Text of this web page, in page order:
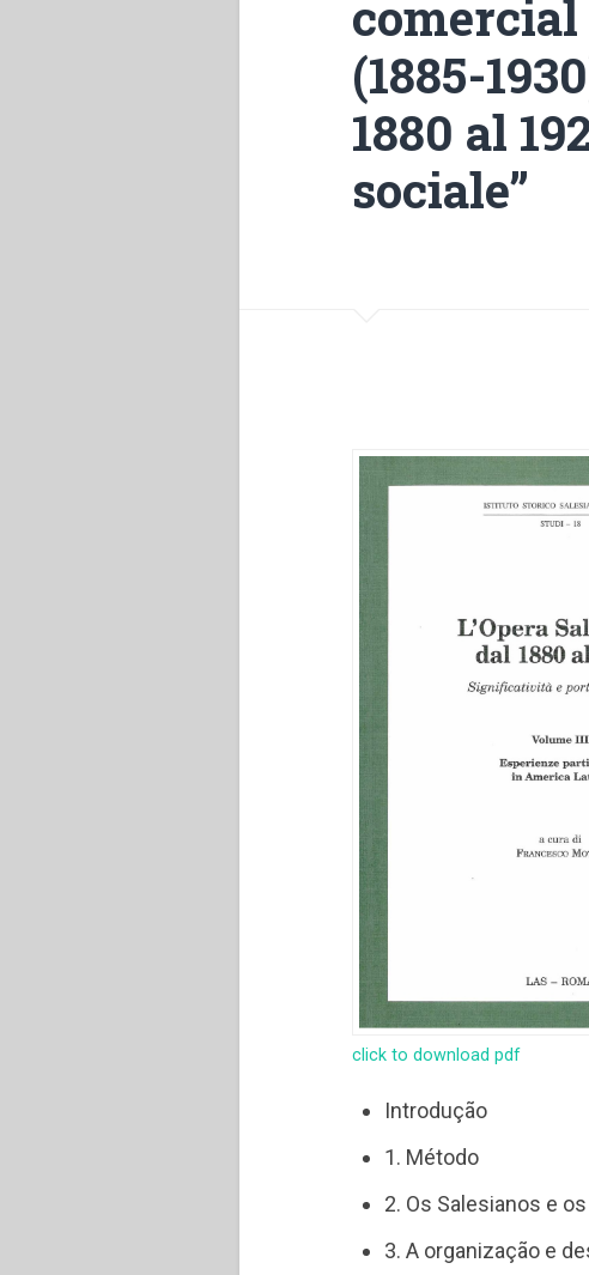
comercial
(1885-
1880 al
sociale”
click to download pdf
Introdução
1. Método
2. Os Salesianos e
3. A organização e